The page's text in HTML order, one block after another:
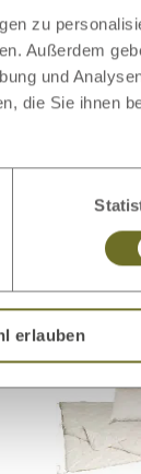
zu
Außerdem
und
die Sie ihnen
erlauben